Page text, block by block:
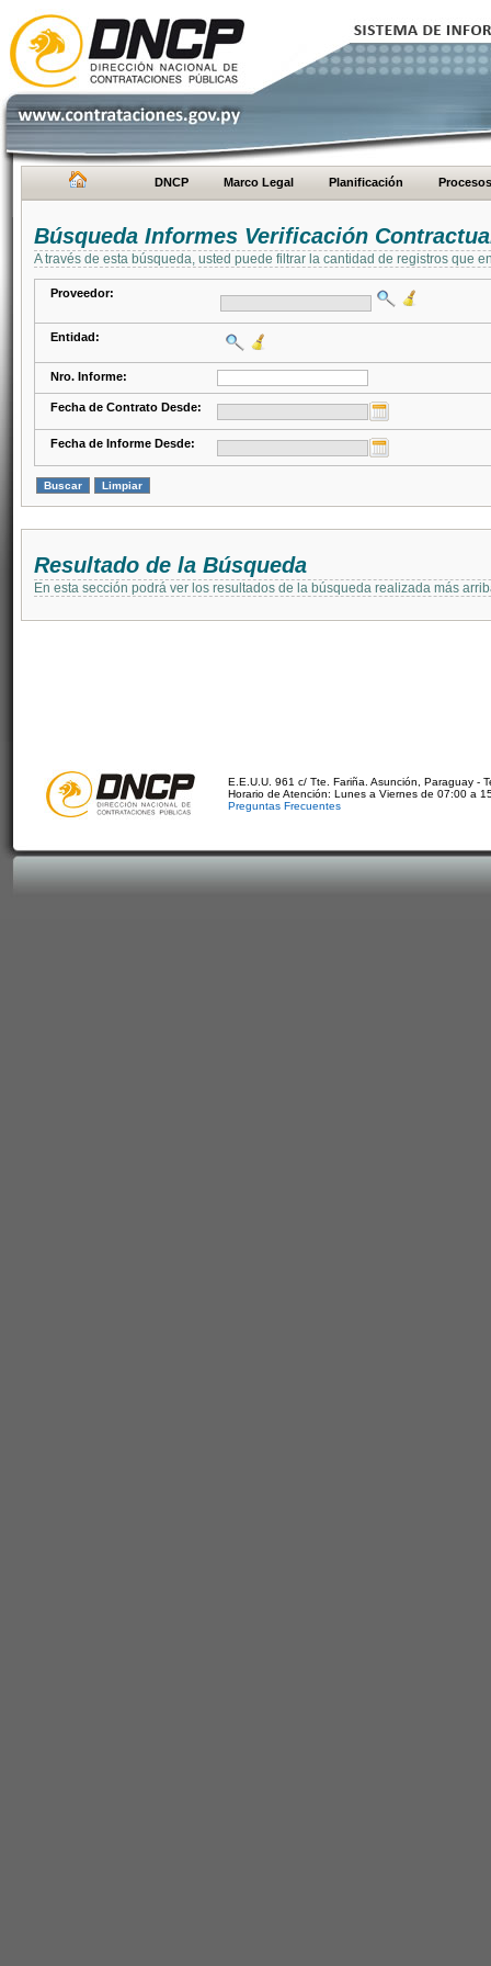
DNCP Marco Legal Planificación Procesos
Búsqueda Informes Verificación
A través de esta búsqueda, usted puede filtrar la cantidad de registros que
Proveedor:
Entidad:
Nro. Informe:
Fecha de Contrato Desde:
Fecha de Informe Desde:
Resultado de la Búsqueda
En esta sección podrá ver los resultados de la búsqueda realizada más
E.E.U.U. 961 c/ Tte. Fariña. Asunción, Paraguay -
Horario de Atención: Lunes a Viernes de 07:00 a
Preguntas Frecuentes